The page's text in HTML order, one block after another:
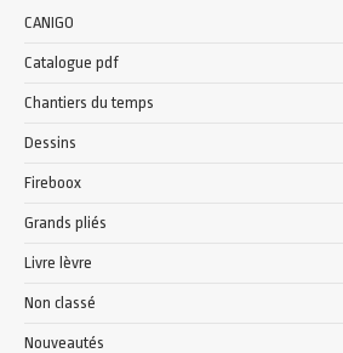
CANIGO
Catalogue pdf
Chantiers du temps
Dessins
Fireboox
Grands pliés
Livre lèvre
Non classé
Nouveautés